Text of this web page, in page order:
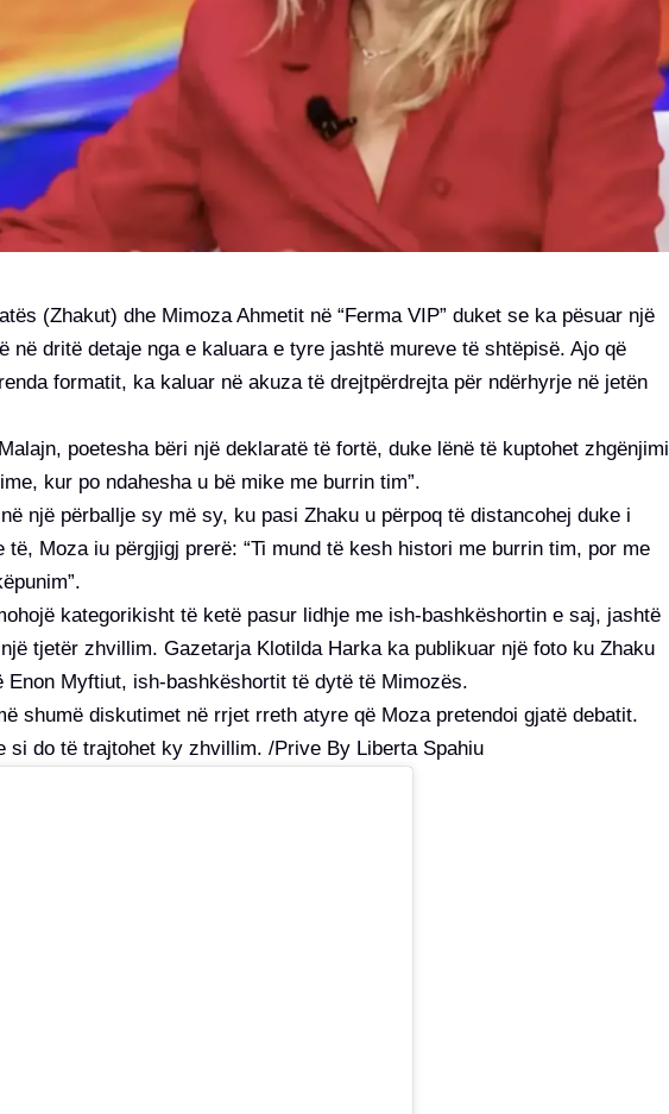
(Zhakut) dhe Mimoza Ahmetit në “Ferma VIP” duket se ka pësuar një
në dritë detaje nga e kaluara e tyre jashtë mureve të shtëpisë. Ajo që
formatit, ka kaluar në akuza të drejtpërdrejta për ndërhyrje në jetën
poetesha bëri një deklaratë të fortë, duke lënë të kuptohet zhgënjimi
kur po ndahesha u bë mike me burrin tim”.
një përballje sy më sy, ku pasi Zhaku u përpoq të distancohej duke i
Moza iu përgjigj prerë: “Ti mund të kesh histori me burrin tim, por me
kategorikisht të ketë pasur lidhje me ish-bashkëshortin e saj, jashtë
tjetër zhvillim. Gazetarja Klotilda Harka ka publikuar një foto ku Zhaku
Enon Myftiut, ish-bashkëshortit të dytë të Mimozës.
shumë diskutimet në rrjet rreth atyre që Moza pretendoi gjatë debatit.
si do të trajtohet ky zhvillim. /Prive By Liberta Spahiu